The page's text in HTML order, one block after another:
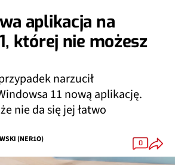
aplikacja na
której nie możesz
narzucił
11 nową aplikację.
nie da się jej łatwo
(NER1O)
0